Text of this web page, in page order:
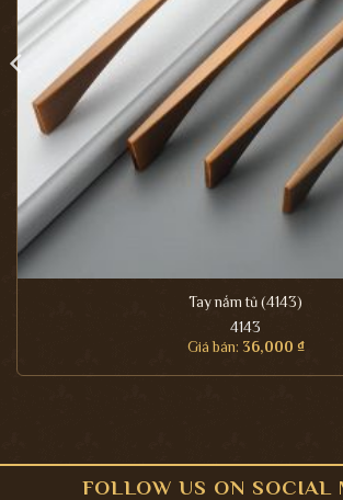
Tay nắm tủ (4143)
4143
Giá bán: 36,000 ₫
FOLLOW US ON SOCIAL